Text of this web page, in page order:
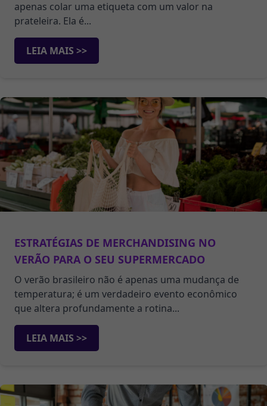
apenas colar uma etiqueta com um valor na
prateleira. Ela é...
LEIA MAIS >>
ESTRATÉGIAS DE MERCHANDISING NO
VERÃO PARA O SEU SUPERMERCADO
O verão brasileiro não é apenas uma mudança de
temperatura; é um verdadeiro evento econômico
que altera profundamente a rotina...
LEIA MAIS >>